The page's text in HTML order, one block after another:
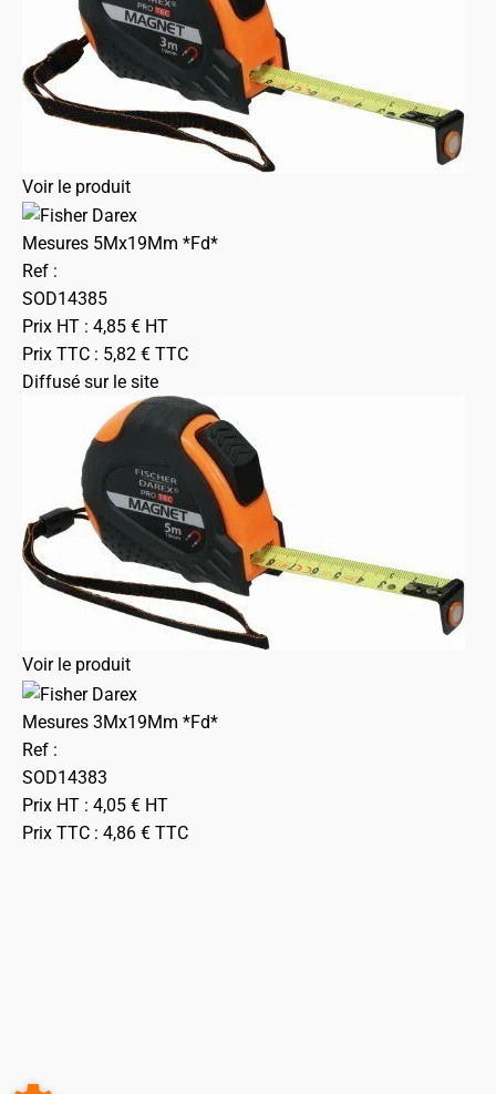
Voir le produit
Mesures 5Mx19Mm *Fd*
Ref :
SOD14385
Prix HT : 4,85 € HT
Prix TTC : 5,82 € TTC
Diffusé sur le site
Voir le produit
Mesures 3Mx19Mm *Fd*
Ref :
SOD14383
Prix HT : 4,05 € HT
Prix TTC : 4,86 € TTC